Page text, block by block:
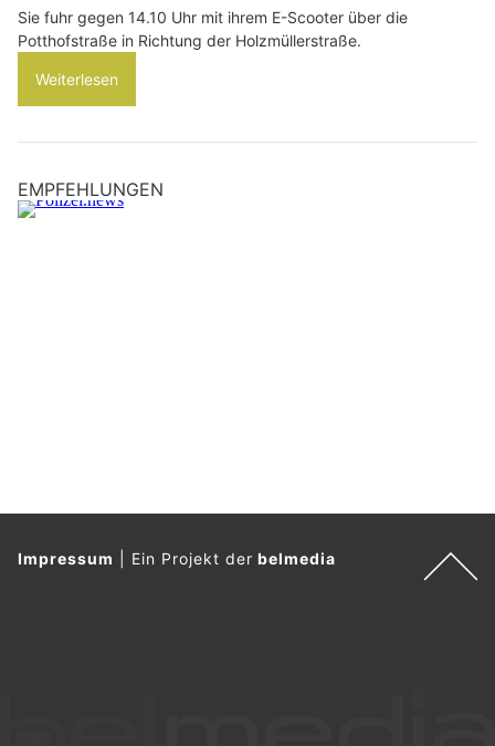
Sie fuhr gegen 14.10 Uhr mit ihrem E-Scooter über die
Potthofstraße in Richtung der Holzmüllerstraße.
Weiterlesen
EMPFEHLUNGEN
Impressum Ein Projekt derbelmedia